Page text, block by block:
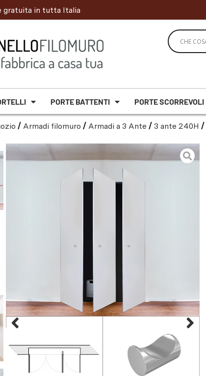
gratuita in tutta Italia
PORTE BATTENTI PORTE SCORREVOLI
/ Armadi filomuro / Armadi a 3 Ante / 3 ante 240H /